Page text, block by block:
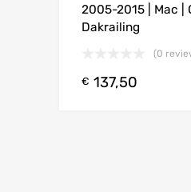
2005-2015 | Mac |
Dakrailing
(0
€ 137,50